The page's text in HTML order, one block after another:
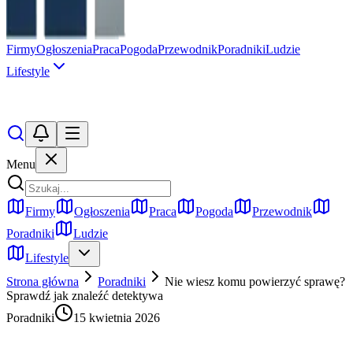
FirmyOgłoszeniaPracaPogodaPrzewodnikPoradnikiLudzie
Lifestyle
Menu
Firmy Ogłoszenia Praca Pogoda
Przewodnik
Poradniki
Ludzie
Lifestyle
Strona główna
Poradniki
Nie wiesz komu powierzyć sprawę?
Sprawdź jak znaleźć detektywa
Poradniki
15 kwietnia 2026